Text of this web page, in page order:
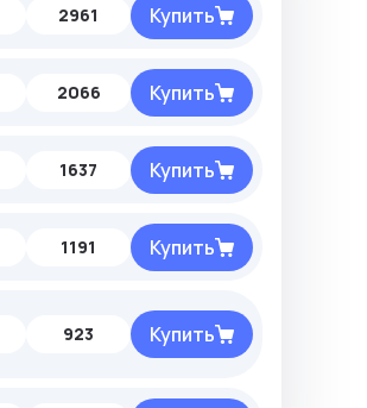
2961 Купить
2066 Купить
1637 Купить
1191 Купить
923 Купить